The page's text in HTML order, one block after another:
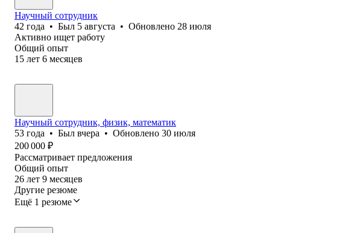
Научный сотрудник
42 года • Был 5 августа • Обновлено 28 июля
Активно ищет работу
Общий опыт
15 лет 6 месяцев
Научный сотрудник, физик, математик
53 года • Был вчера • Обновлено 30 июля
200 000 ₽
Рассматривает предложения
Общий опыт
26 лет 9 месяцев
Другие резюме
Ещё 1 резюме